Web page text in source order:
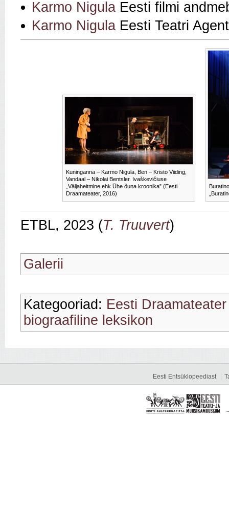
Karmo Nigula Eesti filmi
Karmo Nigula Eesti Teatri
Kuninganna – Karmo Nigula, Ben – Kristo Viiding,
Vandaal – Nikolai Bentsler. Ivaškevičiuse
„Väljaheitmine ehk Ühe õuna kroonika” (Eesti
Draamateater, 2016)
ETBL, 2023 (T. Truuvert)
Galerii
Kategooriad: Eesti Draamateater
biograafiline leksikon
Eesti Entsüklopeediast